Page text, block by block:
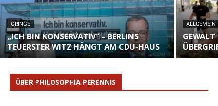
GRINGE
„ICH BIN KONSERVATIV“ – BERLINS
TEUERSTER WITZ HÄNGT AM CDU-HAUS
ALLGEMEIN
GEWALT
ÜBER PHILOSOPHIA PERENNIS